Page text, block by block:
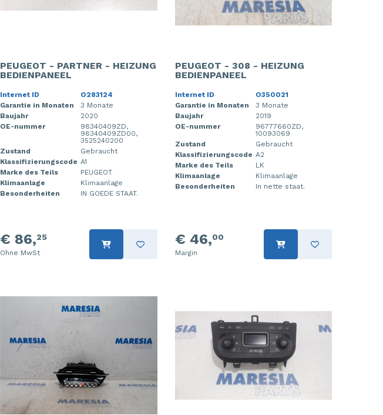
PEUGEOT - PARTNER - HEIZUNG
BEDIENPANEEL
Internet ID
O283124
Garantie in Monaten
3 Monate
Baujahr
2020
OE-nummer
98340409ZD,
98340409ZD00,
3525240200
Zustand
Gebraucht
Klassifizierungscode A1
Marke des Teils
PEUGEOT
Klimaanlage
Klimaanlage
Besonderheiten
IN GOEDE STAAT.
€ 86,25
Ohne MwSt
PEUGEOT - 308 - HEIZUNG
BEDIENPANEEL
Internet ID
O350021
Garantie in Monaten
3 Monate
Baujahr
2019
OE-nummer
96777660ZD,
10093069
Zustand
Gebraucht
Klassifizierungscode A2
Marke des Teils
LK
Klimaanlage
Klimaanlage
Besonderheiten
In nette staat.
€ 46,00
Margin